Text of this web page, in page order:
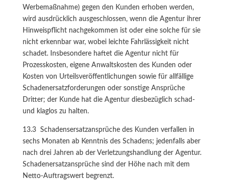
Werbemaßnahme) gegen den Kunden erhoben werden,
wird ausdrücklich ausgeschlossen, wenn die Agentur ihrer
Hinweispflicht nachgekommen ist oder eine solche für sie
nicht erkennbar war, wobei leichte Fahrlässigkeit nicht
schadet. Insbesondere haftet die Agentur nicht für
Prozesskosten, eigene Anwaltskosten des Kunden oder
Kosten von Urteilsveröffentlichungen sowie für allfällige
Schadenersatzforderungen oder sonstige Ansprüche
Dritter; der Kunde hat die Agentur diesbezüglich schad-
und klaglos zu halten.
13.3 Schadensersatzansprüche des Kunden verfallen in
sechs Monaten ab Kenntnis des Schadens; jedenfalls aber
nach drei Jahren ab der Verletzungshandlung der Agentur.
Schadenersatzansprüche sind der Höhe nach mit dem
Netto-Auftragswert begrenzt.